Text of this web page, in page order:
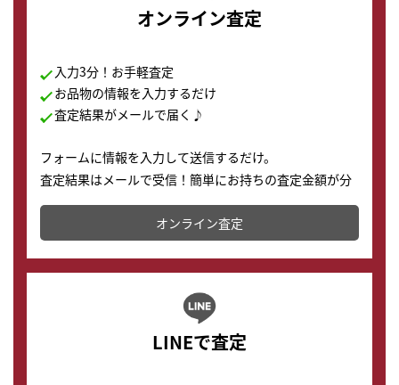
オンライン査定
入力3分！お手軽査定
お品物の情報を入力するだけ
査定結果がメールで届く♪
フォームに情報を入力して送信するだけ。
査定結果はメールで受信！簡単にお持ちの査定金額が分
かります。
オンライン査定
LINEで査定